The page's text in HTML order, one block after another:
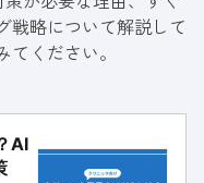
戦略について解説して
ください。
AI